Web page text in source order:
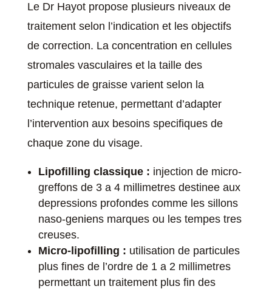
Le Dr Hayot propose plusieurs niveaux de
traitement selon l’indication et les objectifs
de correction. La concentration en cellules
stromales vasculaires et la taille des
particules de graisse varient selon la
technique retenue, permettant d’adapter
l’intervention aux besoins specifiques de
chaque zone du visage.
Lipofilling classique : injection de micro-
greffons de 3 a 4 millimetres destinee aux
depressions profondes comme les sillons
naso-geniens marques ou les tempes tres
creuses.
Micro-lipofilling : utilisation de particules
plus fines de l’ordre de 1 a 2 millimetres
permettant un traitement plus fin des